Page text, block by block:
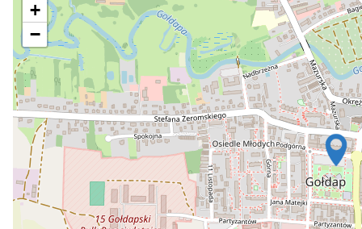
Português
Suomi
Україна
Zamknij
+
−